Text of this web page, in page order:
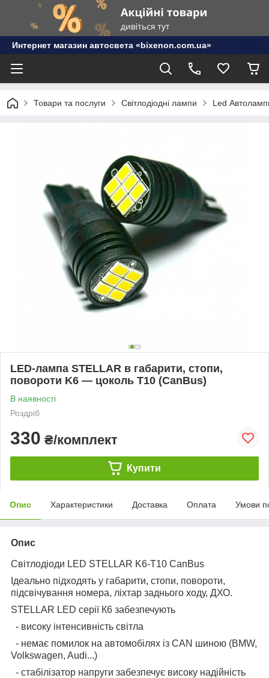
Интернет магазин автосвета «bixenon.com.ua»
Товари та послуги Світлодіодні лампи Led
LED-лампа STELLAR в габарити, стопи,
повороти K6 — цоколь Т10 (CanBus)
В наявності
Роздріб
330 ₴/комплект
Купити
Опис Характеристики Доставка Оплата Умови
Опис
Світлодіоди LED STELLAR K6-T10 CanBus
Ідеально підходять у габарити, стопи, повороти,
підсвічування номера, ліхтар заднього ходу, ДХО.
STELLAR LED серії К6 забезпечують
- високу інтенсивність світла
- немає помилок на автомобілях із CAN шиною (BMW,
Volkswagen, Audi...)
- стабілізатор напруги забезпечує високу надійність